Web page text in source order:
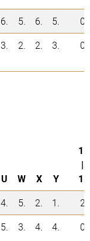
6. 5. 6. 5.
0
3. 2. 2. 3. 0
U W X Y
1.
|
1.
4. 5. 2. 1.
2
5. 3. 4. 4. 0